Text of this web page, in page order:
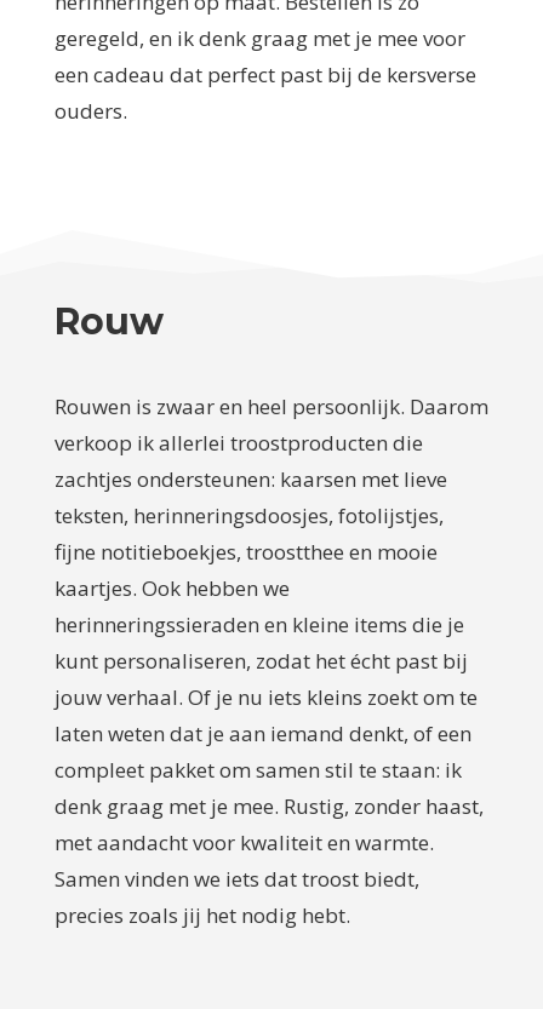
geregeld, en ik denk graag met je mee voor
een cadeau dat perfect past bij de kersverse
ouders.
Rouw
Rouwen is zwaar en heel persoonlijk. Daarom
verkoop ik allerlei troostproducten die
zachtjes ondersteunen: kaarsen met lieve
teksten, herinneringsdoosjes, fotolijstjes,
fijne notitieboekjes, troostthee en mooie
kaartjes. Ook hebben we
herinneringssieraden en kleine items die je
kunt personaliseren, zodat het écht past bij
jouw verhaal. Of je nu iets kleins zoekt om te
laten weten dat je aan iemand denkt, of een
compleet pakket om samen stil te staan: ik
denk graag met je mee. Rustig, zonder haast,
met aandacht voor kwaliteit en warmte.
Samen vinden we iets dat troost biedt,
precies zoals jij het nodig hebt.